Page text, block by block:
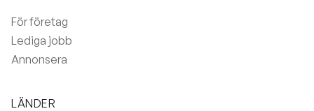
För företag
Lediga jobb
Annonsera
LÄNDER